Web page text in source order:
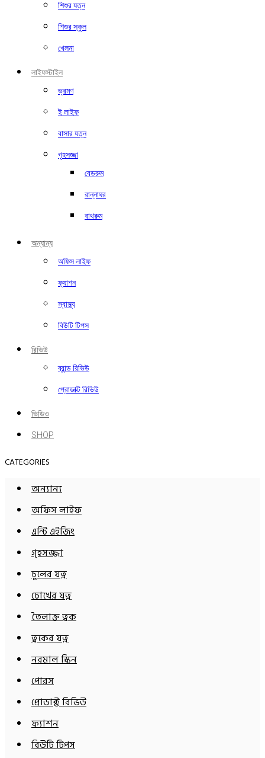
শিশুর যত্ন
শিশুর স্কুল
খেলনা
লাইফস্টাইল
ভ্রমণ
ই লাইফ
বাসার যত্ন
গৃহসজ্জা
বেডরুম
রান্নাঘর
বাথরুম
অন্যান্য
অফিস লাইফ
ফ্যাশন
স্বাস্থ্য
বিউটি টিপস
রিভিউ
ব্রান্ড রিভিউ
প্রোডাক্ট রিভিউ
ভিডিও
SHOP
CATEGORIES
অন্যান্য
অফিস লাইফ
এন্টি এইজিং
গৃহসজ্জা
চুলের যত্ন
চোখের যত্ন
তৈলাক্ত ত্বক
ত্বকের যত্ন
নরমাল স্কিন
পোরস
প্রোডাক্ট রিভিউ
ফ্যাশন
বিউটি টিপস